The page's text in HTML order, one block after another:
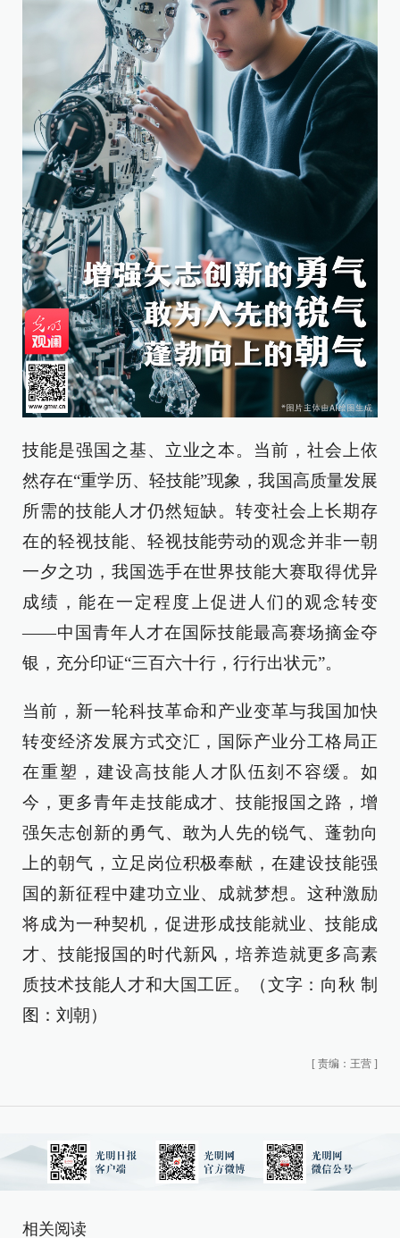
技能是强国之基、立业之本。当前，社会上依
然存在“重学历、轻技能”现象，我国高质量发展
所需的技能人才仍然短缺。转变社会上长期存
在的轻视技能、轻视技能劳动的观念并非一朝
一夕之功，我国选手在世界技能大赛取得优异
成绩，能在一定程度上促进人们的观念转变
——中国青年人才在国际技能最高赛场摘金夺
银，充分印证“三百六十行，行行出状元”。
当前，新一轮科技革命和产业变革与我国加快
转变经济发展方式交汇，国际产业分工格局正
在重塑，建设高技能人才队伍刻不容缓。如
今，更多青年走技能成才、技能报国之路，增
强矢志创新的勇气、敢为人先的锐气、蓬勃向
上的朝气，立足岗位积极奉献，在建设技能强
国的新征程中建功立业、成就梦想。这种激励
将成为一种契机，促进形成技能就业、技能成
才、技能报国的时代新风，培养造就更多高素
质技术技能人才和大国工匠。（文字：向秋 制
图：刘朝）
[ 责编：王营 ]
相关阅读